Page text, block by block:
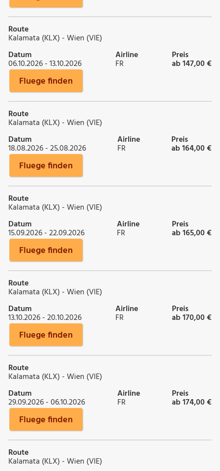
Route
Kalamata (KLX) - Wien (VIE)
Datum
06.10.2026 - 13.10.2026
Airline
FR
Preis
ab 147,00 €
Fluege finden
Route
Kalamata (KLX) - Wien (VIE)
Datum
18.08.2026 - 25.08.2026
Airline
FR
Preis
ab 164,00 €
Fluege finden
Route
Kalamata (KLX) - Wien (VIE)
Datum
15.09.2026 - 22.09.2026
Airline
FR
Preis
ab 165,00 €
Fluege finden
Route
Kalamata (KLX) - Wien (VIE)
Datum
13.10.2026 - 20.10.2026
Airline
FR
Preis
ab 170,00 €
Fluege finden
Route
Kalamata (KLX) - Wien (VIE)
Datum
29.09.2026 - 06.10.2026
Airline
FR
Preis
ab 174,00 €
Fluege finden
Route
Kalamata (KLX) - Wien (VIE)